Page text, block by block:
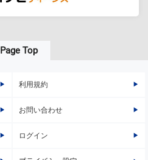
Page Top
利用規約
お問い合わせ
ログイン